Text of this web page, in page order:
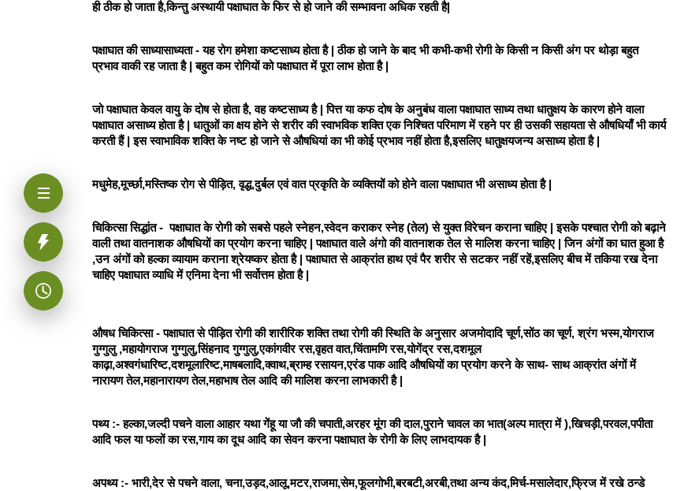
ही ठीक हो जाता है,किन्तु अस्थायी पक्षाघात के फिर से हो जाने की सम्भावना अधिक रहती है|
पक्षाघात की साध्यासाध्यता - यह रोग हमेशा कष्टसाध्य होता है | ठीक हो जाने के बाद भी कभी-कभी रोगी के किसी न किसी अंग पर थोड़ा बहुत
प्रभाव वाकी रह जाता है | बहुत कम रोगियों को पक्षाघात में पूरा लाभ होता है |
जो पक्षाघात केवल वायु के दोष से होता है, वह कष्टसाध्य है | पित्त या कफ दोष के अनुबंध वाला पक्षाघात साध्य तथा धातुक्षय के कारण होने वाला
पक्षाघात असाध्य होता है | धातुओं का क्षय होने से शरीर की स्वाभविक शक्ति एक निश्चित परिमाण में रहने पर ही उसकी सहायता से औषधियाँ भी कार्य
करती हैं | इस स्वाभाविक शक्ति के नष्ट हो जाने से औषधियां का भी कोई प्रभाव नहीं होता है,इसलिए धातुक्षयजन्य असाध्य होता है |
मधुमेह,मूर्च्छा,मस्तिष्क रोग से पीड़ित, वृद्ध,दुर्बल एवं वात प्रकृति के व्यक्तियों को होने वाला पक्षाघात भी असाध्य होता है |
चिकित्सा सिद्धांत -  पक्षाघात के रोगी को सबसे पहले स्नेहन,स्वेदन कराकर स्नेह (तेल) से युक्त विरेचन कराना चाहिए | इसके पश्चात रोगी को बढ़ाने
वाली तथा वातनाशक औषधियों का प्रयोग करना चाहिए | पक्षाघात वाले अंगो की वातनाशक तेल से मालिश करना चाहिए | जिन अंगों का घात हुआ है
,उन अंगों को हल्का व्यायाम कराना श्रेयष्कर होता है | पक्षाघात से आक्रांत हाथ एवं पैर शरीर से सटकर नहीं रहें,इसलिए बीच में तकिया रख देना
चाहिए पक्षाघात व्याधि में एनिमा देना भी सर्वोत्तम होता है |
औषध चिकित्सा - पक्षाघात से पीड़ित रोगी की शारीरिक शक्ति तथा रोगी की स्थिति के अनुसार अजमोदादि चूर्ण,सोंठ का चूर्ण, श्रंग भस्म,योगराज
गुग्गुलु ,महायोगराज गुग्गुलु,सिंहनाद गुग्गुलु,एकांगवीर रस,वृहत वात,चिंतामणि रस,योगेंद्र रस,दशमूल
काढ़ा,अश्वगंधारिष्ट,दशमूलारिष्ट,माषबलादि,क्वाथ,ब्राम्ह रसायन,एरंड पाक आदि औषधियों का प्रयोग करने के साथ- साथ आक्रांत अंगों में
नारायण तेल,महानारायण तेल,महाभाष तेल आदि की मालिश करना लाभकारी है |
पथ्य :- हल्का,जल्दी पचने वाला आहार यथा गेंहू या जौ की चपाती,अरहर मूंग की दाल,पुराने चावल का भात(अल्प मात्रा में ),खिचड़ी,परवल,पपीता
आदि फल या फलों का रस,गाय का दूध आदि का सेवन करना पक्षाघात के रोगी के लिए लाभदायक है |
अपथ्य :- भारी,देर से पचने वाला, चना,उड़द,आलू,मटर,राजमा,सेम,फूलगोभी,बरबटी,अरबी,तथा अन्य कंद,मिर्च-मसालेदार,फ्रिज में रखे ठन्डे